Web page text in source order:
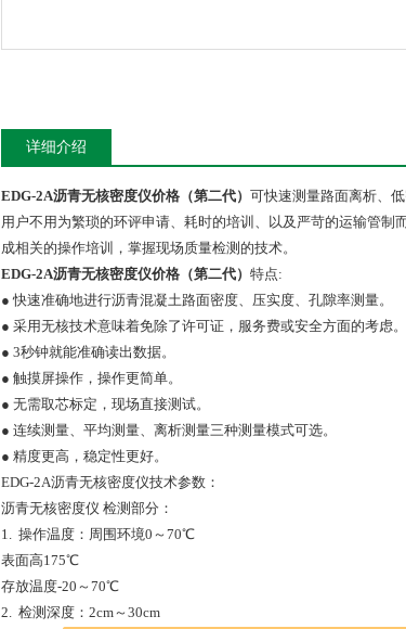
详细介绍
EDG-2A沥青无核密度仪价格（第二代） 可快速测量路面离析、
用户不用为繁琐的环评申请、耗时的培训、以及严苛的运输管
成相关的操作培训，掌握现场质量检测的技术。
EDG-2A沥青无核密度仪价格（第二代） 特点:
● 快速准确地进行沥青混凝土路面密度、压实度、孔隙率测量。
● 采用无核技术意味着免除了许可证，服务费或安全方面的考虑。
● 3秒钟就能准确读出数据。
● 触摸屏操作，操作更简单。
● 无需取芯标定，现场直接测试。
● 连续测量、平均测量、离析测量三种测量模式可选。
● 精度更高，稳定性更好。
EDG-2A沥青无核密度仪技术参数：
沥青无核密度仪 检测部分：
1. 操作温度：周围环境0～70℃
表面高175℃
存放温度-20～70℃
2. 检测深度：2cm～30cm